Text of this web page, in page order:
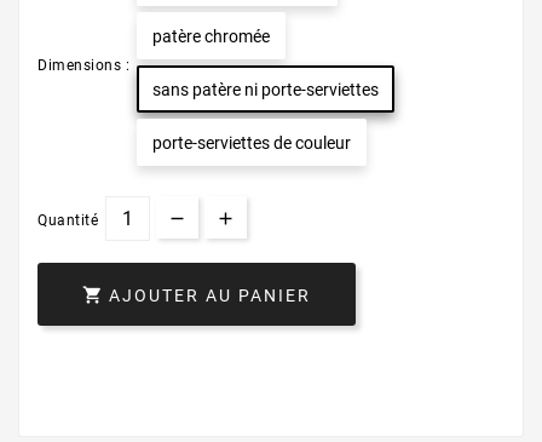
Dimensions :
patère chromée
sans patère ni porte-serviettes
porte-serviettes de couleur
Quantité
 AJOUTER AU PANIER